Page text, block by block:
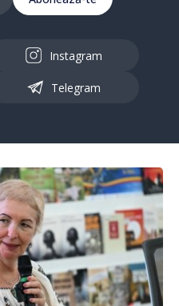
Instagram
Telegram